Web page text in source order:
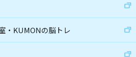
・KUMONの脳トレ